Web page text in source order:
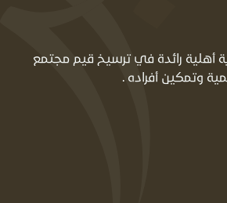
أهلية رائدة في ترسيخ قيم مجتمع
وتمكين أفراده .